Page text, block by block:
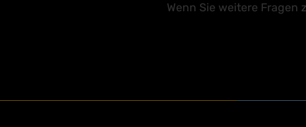
Wenn Sie weitere Fragen